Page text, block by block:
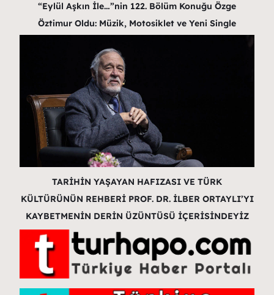
“Eylül Aşkın İle…”nin 122. Bölüm Konuğu Özge
Öztimur Oldu: Müzik, Motosiklet ve Yeni Single
TARİHİN YAŞAYAN HAFIZASI VE TÜRK
KÜLTÜRÜNÜN REHBERİ PROF. DR. İLBER ORTAYLI’YI
KAYBETMENİN DERİN ÜZÜNTÜSÜ İÇERİSİNDEYİZ